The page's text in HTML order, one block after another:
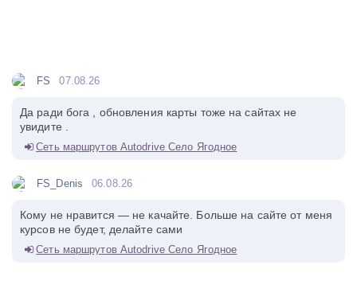
FS 07.08.26
Да ради бога , обновления карты тоже на сайтах не
увидите .
Сеть маршрутов Autodrive Село Ягодное
FS_Denis 06.08.26
Кому не нравится — не качайте. Больше на сайте от меня
курсов не будет, делайте сами
Сеть маршрутов Autodrive Село Ягодное